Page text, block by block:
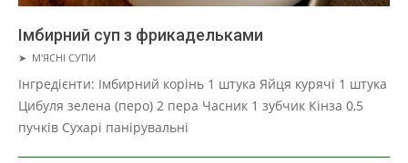
Імбирний суп з фрикадельками
2019-
01-
22
➤ М'ЯСНІ СУПИ
Інгредієнти: Імбирний корінь 1 штука Яйця курячі 1 штука
Цибуля зелена (перо) 2 пера Часник 1 зубчик Кінза 0,5
пучків Сухарі панірувальні